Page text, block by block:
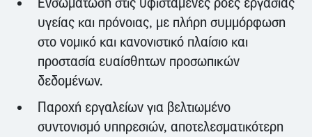
υγείας και πρόνοιας, με πλήρη συμμόρφωση
στο νομικό και κανονιστικό πλαίσιο και
προστασία ευαίσθητων προσωπικών
δεδομένων.
Παροχή εργαλείων για βελτιωμένο
συντονισμό υπηρεσιών, αποτελεσματικότερη